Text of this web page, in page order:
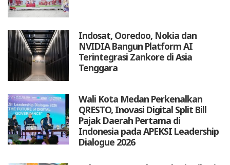
Indosat, Ooredoo, Nokia dan
NVIDIA Bangun Platform AI
Terintegrasi Zankore di Asia
Tenggara
Wali Kota Medan Perkenalkan
QRESTO, Inovasi Digital Split Bill
Pajak Daerah Pertama di
Indonesia pada APEKSI Leadership
Dialogue 2026